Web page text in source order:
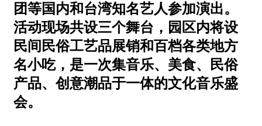
团等国内和台湾知名艺人参加演出。
活动现场共设三个舞台，园区内将设
民间民俗工艺品展销和百档各类地方
名小吃，是一次集音乐、美食、民俗
产品、创意潮品于一体的文化音乐盛
会。